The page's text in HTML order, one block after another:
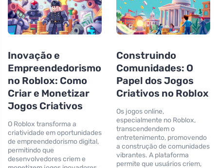
Inovação e
Empreendedorismo
no Roblox: Como
Criar e Monetizar
Jogos Criativos
O Roblox transforma a
criatividade em oportunidades
de empreendedorismo digital,
permitindo que
desenvolvedores criem e
Construindo
Comunidades: O
Papel dos Jogos
Criativos no Roblox
Os jogos online,
especialmente no Roblox,
transcendendem o
entretenimento, promovendo
a construção de comunidades
vibrantes. A plataforma
permite que usuários criem,